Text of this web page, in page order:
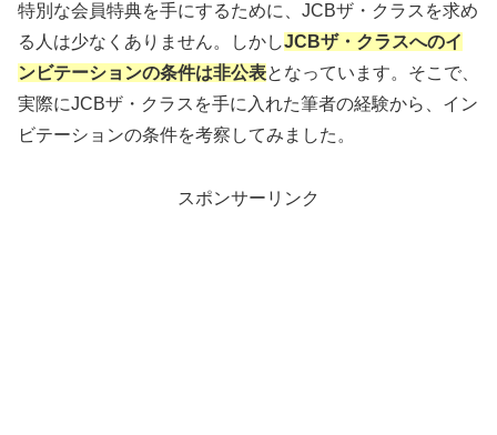
特別な会員特典を手にするために、JCBザ・クラスを求め
る人は少なくありません。しかしJCBザ・クラスへのイ
ンビテーションの条件は非公表となっています。そこで、
実際にJCBザ・クラスを手に入れた筆者の経験から、イン
ビテーションの条件を考察してみました。
スポンサーリンク